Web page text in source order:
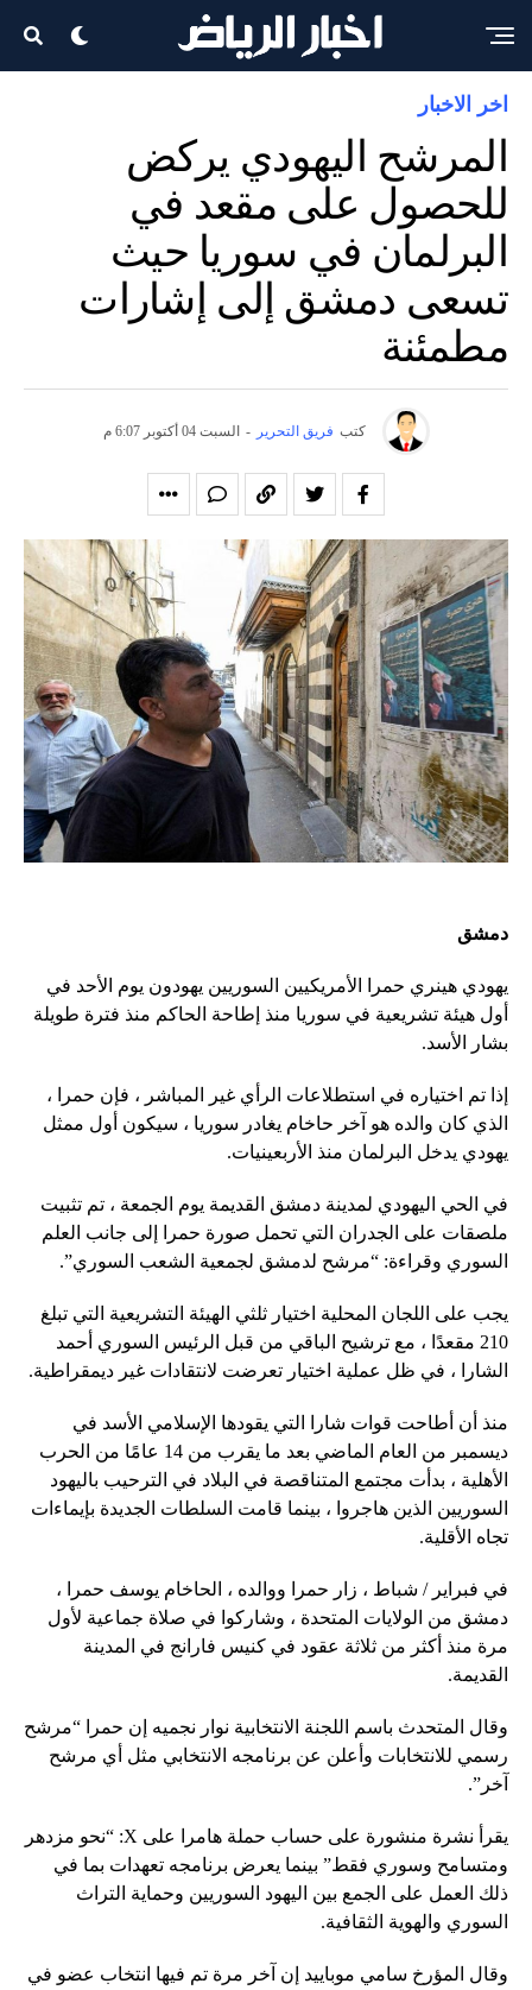
اخر الاخبار
المرشح اليهودي يركض
للحصول على مقعد في
البرلمان في سوريا حيث
تسعى دمشق إلى إشارات
مطمئنة
كتب فريق التحرير - السبت 04 أكتوبر 6:07 م
دمشق
يهودي هينري حمرا الأمريكيين السوريين يهودون يوم الأحد في
أول هيئة تشريعية في سوريا منذ إطاحة الحاكم منذ فترة طويلة
بشار الأسد.
إذا تم اختياره في استطلاعات الرأي غير المباشر ، فإن حمرا ،
الذي كان والده هو آخر حاخام يغادر سوريا ، سيكون أول ممثل
يهودي يدخل البرلمان منذ الأربعينيات.
في الحي اليهودي لمدينة دمشق القديمة يوم الجمعة ، تم تثبيت
ملصقات على الجدران التي تحمل صورة حمرا إلى جانب العلم
السوري وقراءة: “مرشح لدمشق لجمعية الشعب السوري”.
يجب على اللجان المحلية اختيار ثلثي الهيئة التشريعية التي تبلغ
210 مقعدًا ، مع ترشيح الباقي من قبل الرئيس السوري أحمد
الشارا ، في ظل عملية اختيار تعرضت لانتقادات غير ديمقراطية.
منذ أن أطاحت قوات شارا التي يقودها الإسلامي الأسد في
ديسمبر من العام الماضي بعد ما يقرب من 14 عامًا من الحرب
الأهلية ، بدأت مجتمع المتناقصة في البلاد في الترحيب باليهود
السوريين الذين هاجروا ، بينما قامت السلطات الجديدة بإيماءات
تجاه الأقلية.
في فبراير / شباط ، زار حمرا ووالده ، الحاخام يوسف حمرا ،
دمشق من الولايات المتحدة ، وشاركوا في صلاة جماعية لأول
مرة منذ أكثر من ثلاثة عقود في كنيس فارانج في المدينة
القديمة.
وقال المتحدث باسم اللجنة الانتخابية نوار نجميه إن حمرا “مرشح
رسمي للانتخابات وأعلن عن برنامجه الانتخابي مثل أي مرشح
آخر”.
يقرأ نشرة منشورة على حساب حملة هامرا على X: “نحو مزدهر
ومتسامح وسوري فقط” بينما يعرض برنامجه تعهدات بما في
ذلك العمل على الجمع بين اليهود السوريين وحماية التراث
السوري والهوية الثقافية.
وقال المؤرخ سامي موباييد إن آخر مرة تم فيها انتخاب عضو في